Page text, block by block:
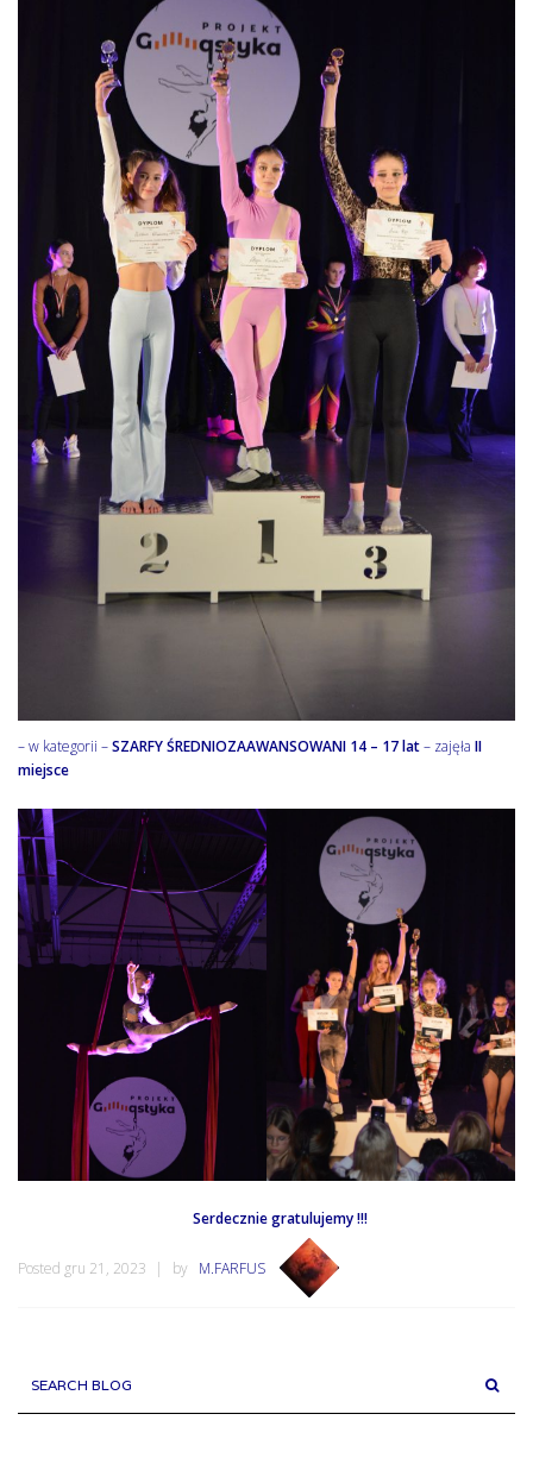
– w kategorii –SZARFY ŚREDNIOZAAWANSOWANI 14 – 17 lat– zajęła II
miejsce
Serdecznie gratulujemy !!!
Posted gru 21, 2023 by M.FARFUS
SEARCH BLOG